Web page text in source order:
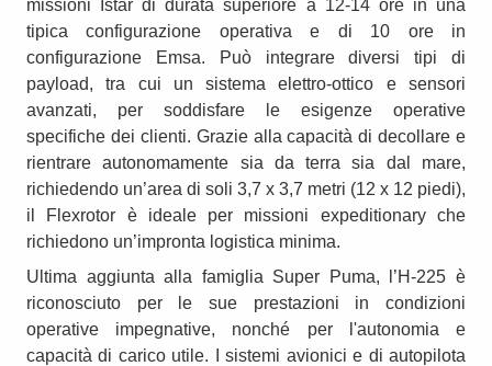
missioni Istar di durata superiore a 12-14 ore in una
tipica configurazione operativa e di 10 ore in
configurazione Emsa. Può integrare diversi tipi di
payload, tra cui un sistema elettro-ottico e sensori
avanzati, per soddisfare le esigenze operative
specifiche dei clienti. Grazie alla capacità di decollare e
rientrare autonomamente sia da terra sia dal mare,
richiedendo un’area di soli 3,7 x 3,7 metri (12 x 12 piedi),
il Flexrotor è ideale per missioni expeditionary che
richiedono un’impronta logistica minima.
Ultima aggiunta alla famiglia Super Puma, l’H-225 è
riconosciuto per le sue prestazioni in condizioni
operative impegnative, nonché per l'autonomia e
capacità di carico utile. I sistemi avionici e di autopilota